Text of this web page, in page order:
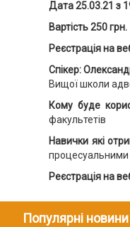
Дата 25.03.21 з
Вартість 250 грн.
Реєстрація на
Спікер:
Вищої школи
Кому буде
факультетів
Навички які
процесуальними
Реєстрація на
Популярні новини